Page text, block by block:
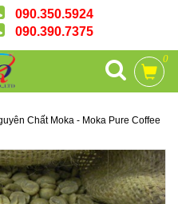
090.350.5924
090.390.7375
0
Chất Moka - Moka Pure Coffee